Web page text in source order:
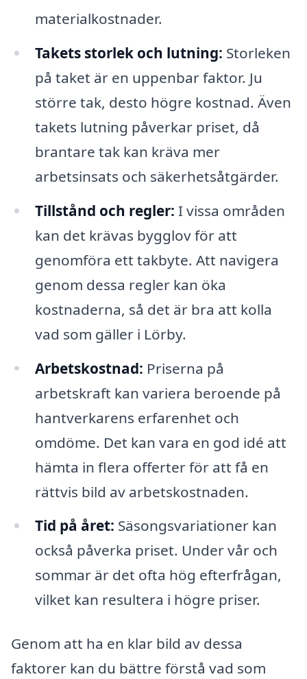
materialkostnader.
Takets storlek och lutning: Storleken
på taket är en uppenbar faktor. Ju
större tak, desto högre kostnad. Även
takets lutning påverkar priset, då
brantare tak kan kräva mer
arbetsinsats och säkerhetsåtgärder.
Tillstånd och regler: I vissa områden
kan det krävas bygglov för att
genomföra ett takbyte. Att navigera
genom dessa regler kan öka
kostnaderna, så det är bra att kolla
vad som gäller i Lörby.
Arbetskostnad: Priserna på
arbetskraft kan variera beroende på
hantverkarens erfarenhet och
omdöme. Det kan vara en god idé att
hämta in flera offerter för att få en
rättvis bild av arbetskostnaden.
Tid på året: Säsongsvariationer kan
också påverka priset. Under vår och
sommar är det ofta hög efterfrågan,
vilket kan resultera i högre priser.
Genom att ha en klar bild av dessa
faktorer kan du bättre förstå vad som